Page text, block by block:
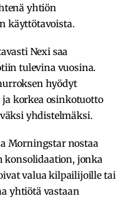
yhtiön
käyttötavoista.
Nexi saa
tulevina vuosina.
hyödyt
korkea osinkotuotto
yhdistelmäksi.
Morningstar nostaa
jonka
valua kilpailijoille tai
yhtiötä vastaan